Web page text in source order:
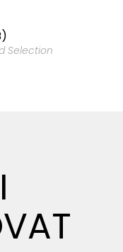
Selection